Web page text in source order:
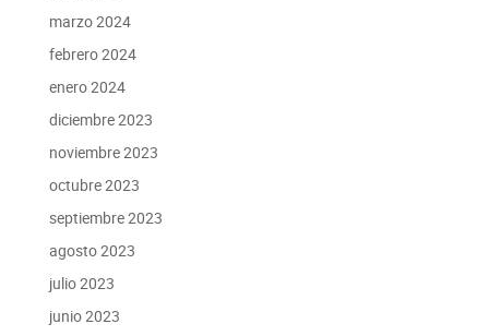
marzo 2024
febrero 2024
enero 2024
diciembre 2023
noviembre 2023
octubre 2023
septiembre 2023
agosto 2023
julio 2023
junio 2023